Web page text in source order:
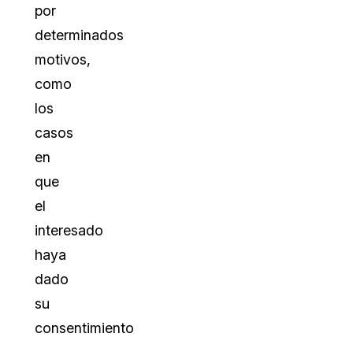
por
determinados
motivos,
como
los
casos
en
que
el
interesado
haya
dado
su
consentimiento